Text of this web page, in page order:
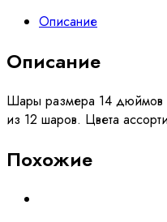
хештегами
Описание
Описание
Шары размера 14 дюймов
из 12 шаров. Цвета
Похожие